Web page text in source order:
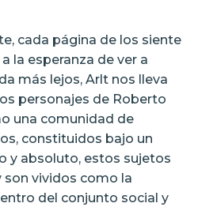
cada página de los siente
la esperanza de ver a
más lejos, Arlt nos lleva
personajes de Roberto
una comunidad de
constituidos bajo un
y absoluto, estos sujetos
son vividos como la
del conjunto social y